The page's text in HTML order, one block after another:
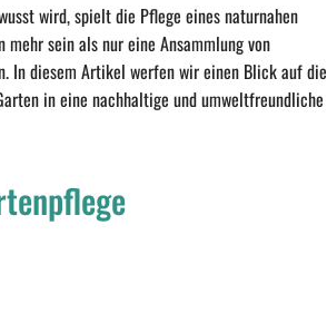
wird, spielt die Pflege eines naturnahen
sein als nur eine Ansammlung von
In diesem Artikel werfen wir einen Blick auf die
in eine nachhaltige und umweltfreundliche